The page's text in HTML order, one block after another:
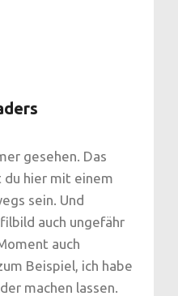
gesehen. Das
hier mit einem
sein. Und
auch ungefähr
auch
Beispiel, ich habe
machen lassen.